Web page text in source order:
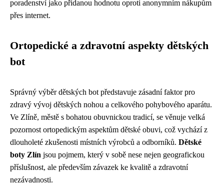
poradenství jako přidanou hodnotu oproti anonymním nákupům
přes internet.
Ortopedické a zdravotní aspekty dětských
bot
Správný výběr dětských bot představuje zásadní faktor pro
zdravý vývoj dětských nohou a celkového pohybového aparátu.
Ve Zlíně, městě s bohatou obuvnickou tradicí, se věnuje velká
pozornost ortopedickým aspektům dětské obuvi, což vychází z
dlouholeté zkušenosti místních výrobců a odborníků. Dětské
boty Zlín jsou pojmem, který v sobě nese nejen geografickou
příslušnost, ale především závazek ke kvalitě a zdravotní
nezávadnosti.